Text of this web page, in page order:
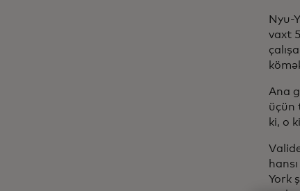
Nyu-
vaxt
Ana
üçün
ki, o
York